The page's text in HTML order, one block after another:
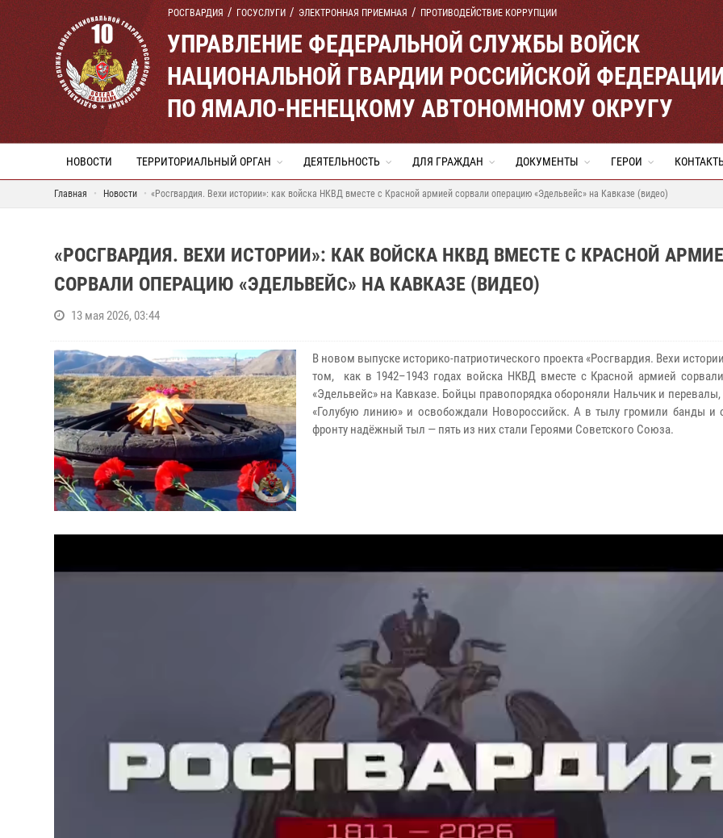
РОСГВАРДИЯ ГОСУСЛУГИ ЭЛЕКТРОННАЯ ПРИЕМНАЯ ПРОТИВОДЕЙСТВИЕ КОРРУПЦИИ
УПРАВЛЕНИЕ ФЕДЕРАЛЬНОЙ СЛУЖБЫ ВОЙСК
НАЦИОНАЛЬНОЙ ГВАРДИИ РОССИЙСКОЙ
ПО ЯМАЛО-НЕНЕЦКОМУ АВТОНОМНОМУ ОКРУГУ
НОВОСТИ ТЕРРИТОРИАЛЬНЫЙ ОРГАН ДЕЯТЕЛЬНОСТЬ ДЛЯ ГРАЖДАН ДОКУМЕНТЫ ГЕРОИ
Главная Новости «Росгвардия. Вехи истории»: как войска НКВД вместе с Красной армией сорвали операцию «Эдельвейс» на Кавказе (видео)
«РОСГВАРДИЯ. ВЕХИ ИСТОРИИ»: КАК ВОЙСКА НКВД ВМЕСТЕ С КРАСНОЙ
СОРВАЛИ ОПЕРАЦИЮ «ЭДЕЛЬВЕЙС» НА КАВКАЗЕ (ВИДЕО)
13 мая 2026, 03:44
В новом выпуске историко-патриотического проекта «Росгвардия. Вехи
том, как в 1942–1943 годах войска НКВД вместе с Красной армией
«Эдельвейс» на Кавказе. Бойцы правопорядка обороняли Нальчик и
«Голубую линию» и освобождали Новороссийск. А в тылу громили банды и
фронту надёжный тыл — пять из них стали Героями Советского Союза.